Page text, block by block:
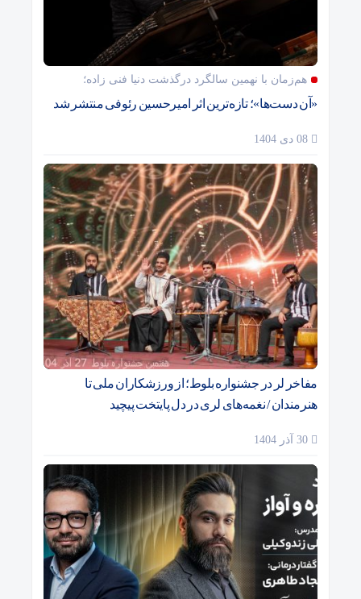
هم‌زمان با نهمین سالگرد درگذشت دنیا فنی زاده؛
«آن دست‌ها»؛ تازه‌ترین اثر امیرحسین رئوفی منتشر شد
مفاخر لر در جشنواره بلوط؛ از ورزشکاران ملی تا
هنرمندان / نغمه‌های لری در دل پایتخت پیچید